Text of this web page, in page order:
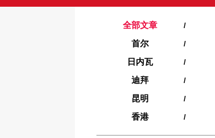
全部文章 /
首尔 /
日内瓦 /
迪拜 /
昆明 /
香港 /